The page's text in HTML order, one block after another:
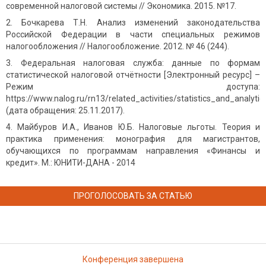
современной налоговой системы // Экономика. 2015. №17.
Бочкарева Т.Н. Анализ изменений законодательства
Российской Федерации в части специальных режимов
налогообложения // Налогообложение. 2012. № 46 (244).
Федеральная налоговая служба: данные по формам
статистической налоговой отчётности [Электронный ресурс] –
Режим доступа:
https://www.nalog.ru/rn13/related_activities/
(дата обращения: 25.11.2017).
Майбуров И.А., Иванов Ю.Б. Налоговые льготы. Теория и
практика применения: монография для магистрантов,
обучающихся по программам направления «Финансы и
кредит». М.: ЮНИТИ-ДАНА - 2014
ПРОГОЛОСОВАТЬ ЗА СТАТЬЮ
Конференция завершена